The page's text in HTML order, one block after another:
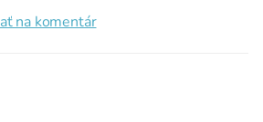
na komentár